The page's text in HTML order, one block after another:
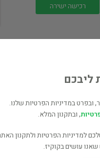
רכישה ישירה
and the South,…
גיאוגרפיה
50 ₪
רכישה ישירה
ליבכם
ובפרט במדיניות הפרטיות שלנו.
, ובתקנון המלא.
למדיניות הפרטיות ולתקנון
עושים בקוקיז.